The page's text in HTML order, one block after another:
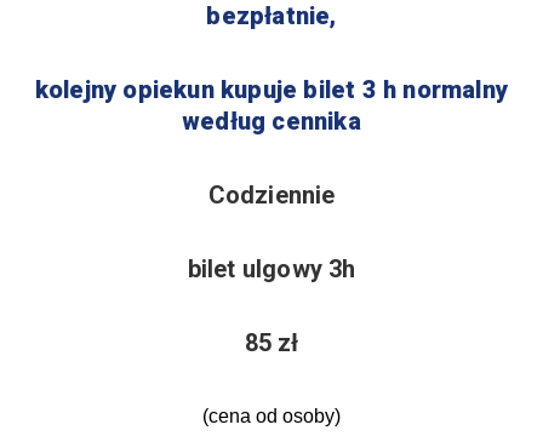
bezpłatnie,
kolejny opiekun kupuje bilet 3 h normalny
według cennika
Codziennie
bilet ulgowy 3h
85 zł
(cena od osoby)